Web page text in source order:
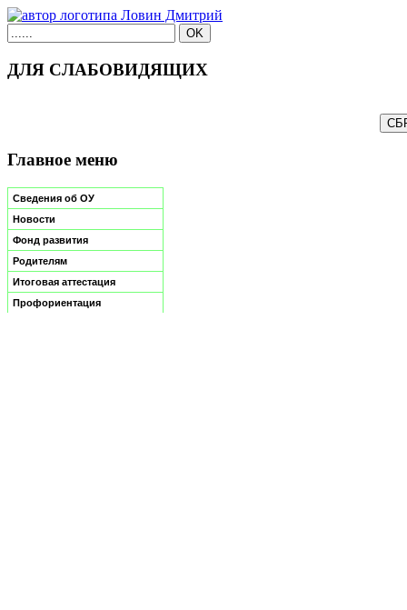
ДЛЯ СЛАБОВИДЯЩИХ
Главное меню
Сведения об ОУ
Новости
Фонд развития
Родителям
Итоговая аттестация
Профориентация